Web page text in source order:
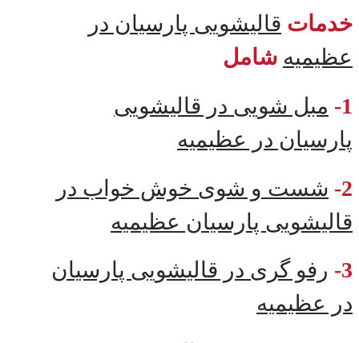
خدمات قالیشویی پارسیان در
عظیمیه شامل
1-
مبل شویی در قالیشویی
پارسیان در عظیمیه
2- شست و شوی خوش خواب در
قالیشویی پارسیان عظیمیه
3-
رفو گری در قالیشویی پارسیان
در عظیمیه